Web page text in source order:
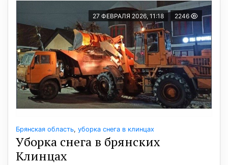
27 ФЕВРАЛЯ 2026, 11:18 2246
Брянская область, уборка снега в клинцах
Уборка снега в брянских
Клинцах